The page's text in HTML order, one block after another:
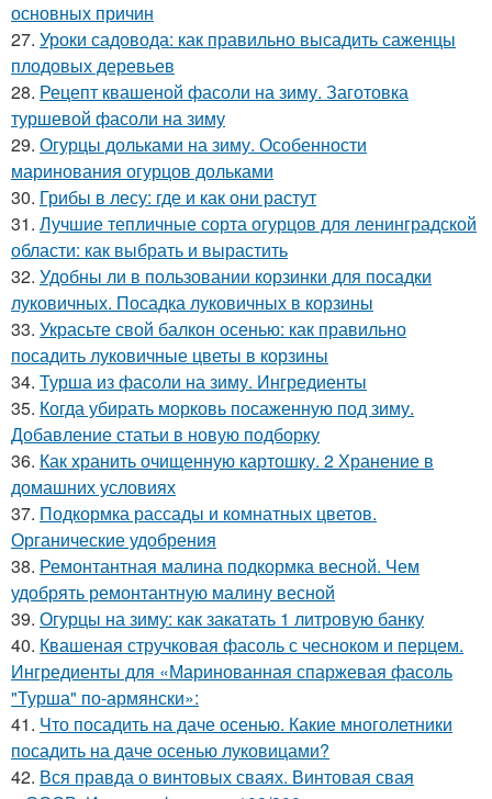
основных причин
27. Уроки садовода: как правильно высадить саженцы
плодовых деревьев
28. Рецепт квашеной фасоли на зиму. Заготовка
туршевой фасоли на зиму
29. Огурцы дольками на зиму. Особенности
маринования огурцов дольками
30. Грибы в лесу: где и как они растут
31. Лучшие тепличные сорта огурцов для ленинградской
области: как выбрать и вырастить
32. Удобны ли в пользовании корзинки для посадки
луковичных. Посадка луковичных в корзины
33. Украсьте свой балкон осенью: как правильно
посадить луковичные цветы в корзины
34. Турша из фасоли на зиму. Ингредиенты
35. Когда убирать морковь посаженную под зиму.
Добавление статьи в новую подборку
36. Как хранить очищенную картошку. 2 Хранение в
домашних условиях
37. Подкормка рассады и комнатных цветов.
Органические удобрения
38. Ремонтантная малина подкормка весной. Чем
удобрять ремонтантную малину весной
39. Огурцы на зиму: как закатать 1 литровую банку
40. Квашеная стручковая фасоль с чесноком и перцем.
Ингредиенты для «Маринованная спаржевая фасоль
"Турша" по-армянски»:
41. Что посадить на даче осенью. Какие многолетники
посадить на даче осенью луковицами?
42. Вся правда о винтовых сваях. Винтовая свая